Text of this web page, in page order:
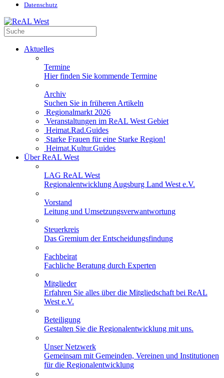
Datenschutz
Aktuelles
Termine
Hier finden Sie kommende Termine
Archiv
Suchen Sie in früheren Artikeln
Regionalmarkt 2026
Veranstaltungen im ReAL West Gebiet
Heimat.Rad.Guides
Starke Frauen für eine Starke Region!
Heimat.Kultur.Guides
Über ReAL West
LAG ReAL West
Regionalentwicklung Augsburg Land West e.V.
Vorstand
Leitung und Umsetzungsverwantwortung
Steuerkreis
Das Gremium der Entscheidungsfindung
Fachbeirat
Fachliche Beratung durch Experten
Mitglieder
Erfahren Sie alles über die Mitgliedschaft bei ReAL
West e.V.
Beteiligung
Gestalten Sie die Regionalentwicklung mit uns.
Unser Netzwerk
Gemeinsam mit Gemeinden, Vereinen und Institutionen
für die Regionalentwicklung